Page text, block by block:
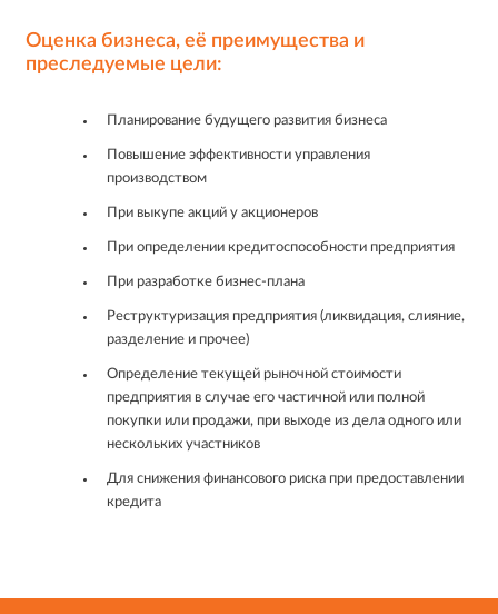
Оценка бизнеса, её преимущества и
преследуемые цели:
Планирование будущего развития бизнеса
Повышение эффективности управления
производством
При выкупе акций у акционеров
При определении кредитоспособности предприятия
При разработке бизнес-плана
Реструктуризация предприятия (ликвидация, слияние,
разделение и прочее)
Определение текущей рыночной стоимости
предприятия в случае его частичной или полной
покупки или продажи, при выходе из дела одного или
нескольких участников
Для снижения финансового риска при предоставлении
кредита